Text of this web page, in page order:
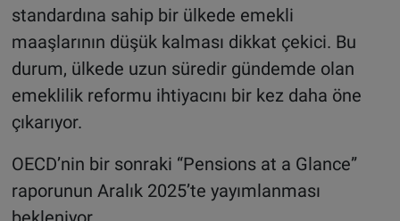
standardına sahip bir ülkede emekli
maaşlarının düşük kalması dikkat çekici. Bu
durum, ülkede uzun süredir gündemde olan
emeklilik reformu ihtiyacını bir kez daha öne
çıkarıyor.
OECD’nin bir sonraki “Pensions at a Glance”
raporunun Aralık 2025’te yayımlanması